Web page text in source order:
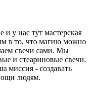
у нас тут мастерская
в то, что магию можно
свечи сами. Мы
и стеариновые свечи.
миссия - создавать
людям.